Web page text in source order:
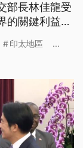
部長林佳龍受
的關鍵利益，
方安全對話場
印太地區 ...